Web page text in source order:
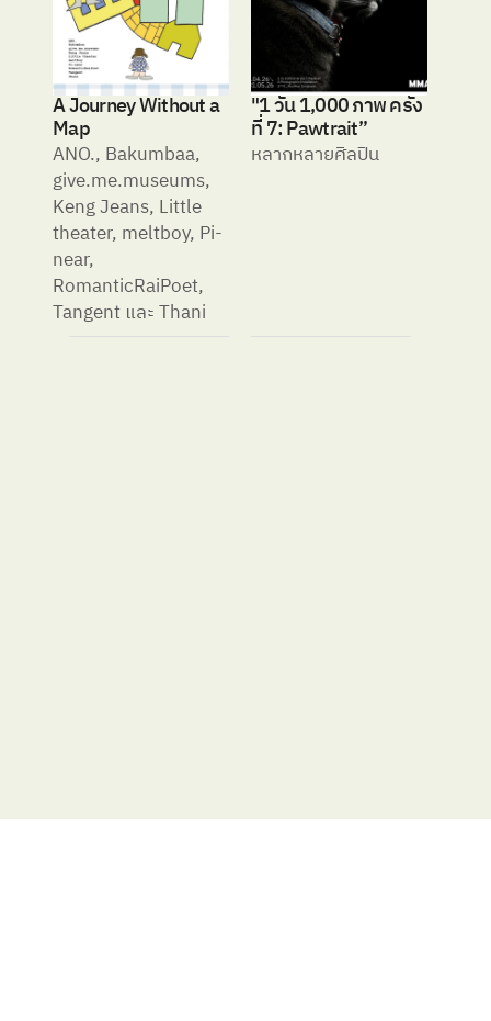
A Journey Without a
Map
ANO., Bakumbaa,
give.me.museums,
Keng Jeans, Little
theater, meltboy, Pi-
near,
RomanticRaiPoet,
Tangent และ Thani
"1 วัน 1,000 ภาพ ครั้ง
ที่ 7: Pawtrait”
หลากหลายศิลปิน